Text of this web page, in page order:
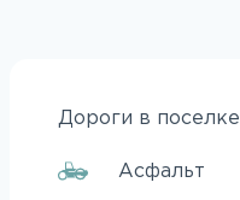
Дороги в поселке
Асфальт